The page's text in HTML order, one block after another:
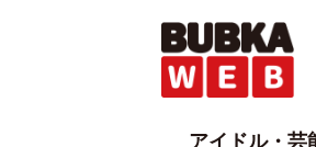
アイドル・芸